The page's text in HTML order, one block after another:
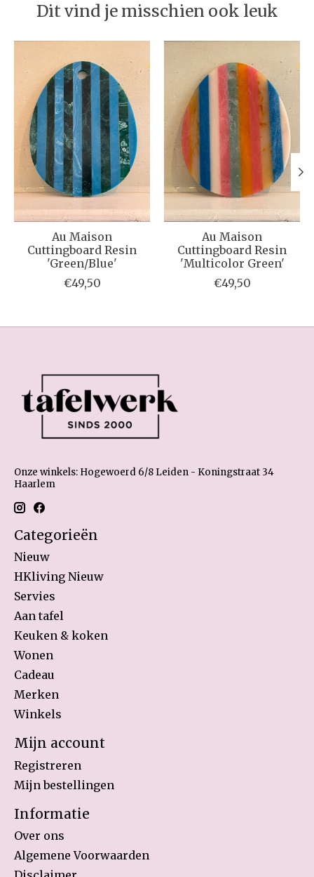
Dit vind je misschien ook leuk
Au Maison
Cuttingboard Resin
'Green/Blue'
€49,50
Au Maison
Cuttingboard Resin
'Multicolor Green'
€49,50
Onze winkels: Hogewoerd 6/8 Leiden - Koningstraat 34
Haarlem
Categorieën
Nieuw
HKliving Nieuw
Servies
Aan tafel
Keuken & koken
Wonen
Cadeau
Merken
Winkels
Mijn account
Registreren
Mijn bestellingen
Informatie
Over ons
Algemene Voorwaarden